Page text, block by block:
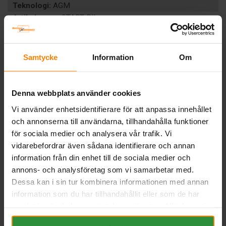
Samtycke Information Om
Denna webbplats använder cookies
Vi använder enhetsidentifierare för att anpassa innehållet
och annonserna till användarna, tillhandahålla funktioner
för sociala medier och analysera vår trafik. Vi
vidarebefordrar även sådana identifierare och annan
information från din enhet till de sociala medier och
annons- och analysföretag som vi samarbetar med.
Dessa kan i sin tur kombinera informationen med annan
information som du har tillhandahållit eller som de har
om "Cookies" och ditt val finner du på vår Cookie sida
Teknologi: AGM
Artikelgrupp:START BIL
Batterityp:
BESKRIVNING
Liknande produkter och/eller tillbehör: